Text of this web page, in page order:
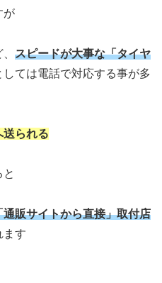
が
スピードが大事な「タイヤ
ては電話で対応する事が多
送られる
通販サイトから直接」取付店
ます